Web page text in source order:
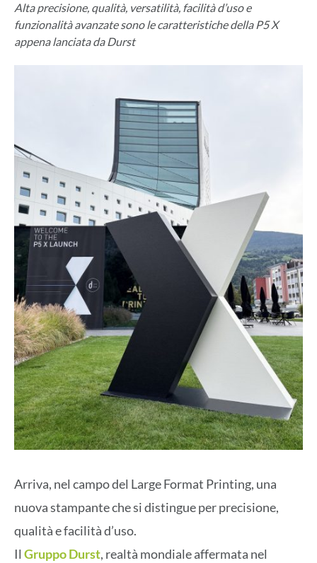
Alta precisione, qualità, versatilità, facilità d’uso e
funzionalità avanzate sono le caratteristiche della P5 X
appena lanciata da Durst
Arriva, nel campo del Large Format Printing, una
nuova stampante che si distingue per precisione,
qualità e facilità d’uso.
Il Gruppo Durst, realtà mondiale affermata nel